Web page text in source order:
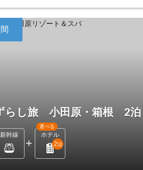
らし旅 小田原・箱根 2泊
新幹線 ホテル
選べる
2泊